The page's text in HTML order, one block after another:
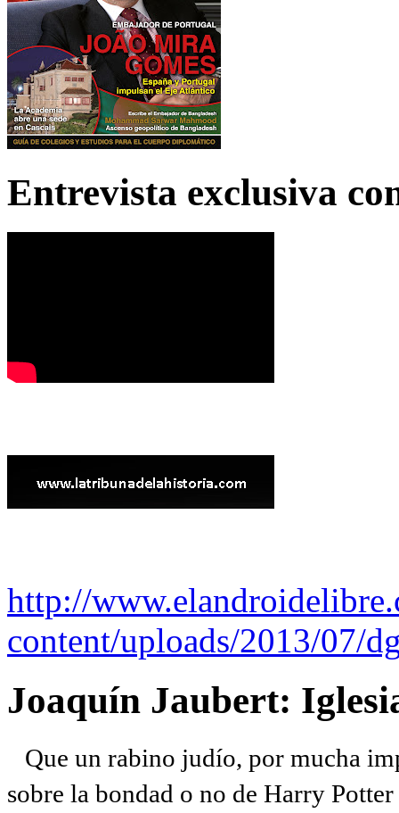
Entrevista exclusiva
http://
content/uploads/2013/07/
Joaquín Jaubert:
Que un rabino judío, por mucha
sobre la bondad o no de Harry